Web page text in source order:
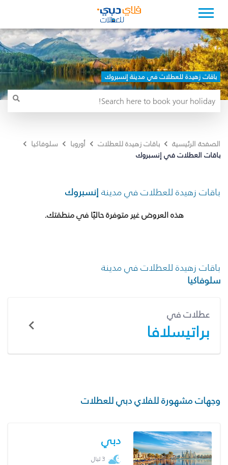
باقات زهيدة للعطلات في مدينة إنسبروك
الصفحة الرئيسية باقات زهيدة للعطلات أوروبا
سلوفاكيا
باقات العطلات في إنسبروك
باقات زهيدة للعطلات في مدينة إنسبروك
هذه العروض غير متوفرة حاليًا في منطقتك.
باقات زهيدة للعطلات في مدينة
سلوفاكيا
عطلات في
براتيسلافا
وجهات مشهورة للفلاي دبي للعطلات
دبي
3 ليال